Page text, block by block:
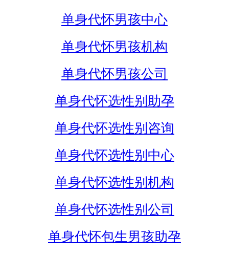
单身代怀男孩中心
单身代怀男孩机构
单身代怀男孩公司
单身代怀选性别助孕
单身代怀选性别咨询
单身代怀选性别中心
单身代怀选性别机构
单身代怀选性别公司
单身代怀包生男孩助孕